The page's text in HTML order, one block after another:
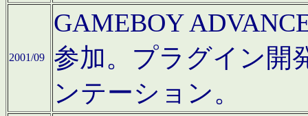
2001/09
GAMEBOY
参加。プラグイン開
ンテーション。